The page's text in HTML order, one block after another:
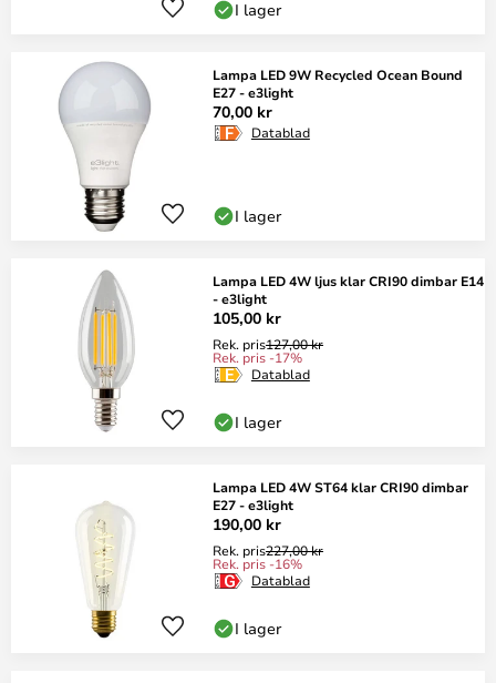
I lager
Lampa LED 9W Recycled Ocean Bound
E27 - e3light
70,00 kr
Datablad
I lager
Lampa LED 4W ljus klar CRI90 dimbar E14
- e3light
105,00 kr
Rek. pris127,00 kr
Rek. pris -17%
Datablad
I lager
Lampa LED 4W ST64 klar CRI90 dimbar
E27 - e3light
190,00 kr
Rek. pris227,00 kr
Rek. pris -16%
Datablad
I lager